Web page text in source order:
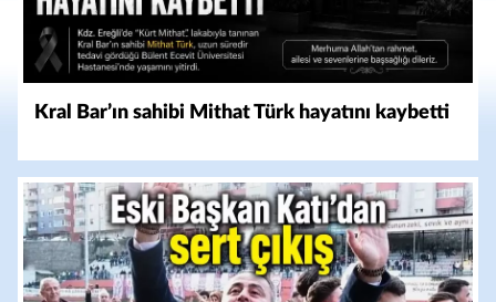
Kral Bar’ın sahibi Mithat Türk hayatını kaybetti